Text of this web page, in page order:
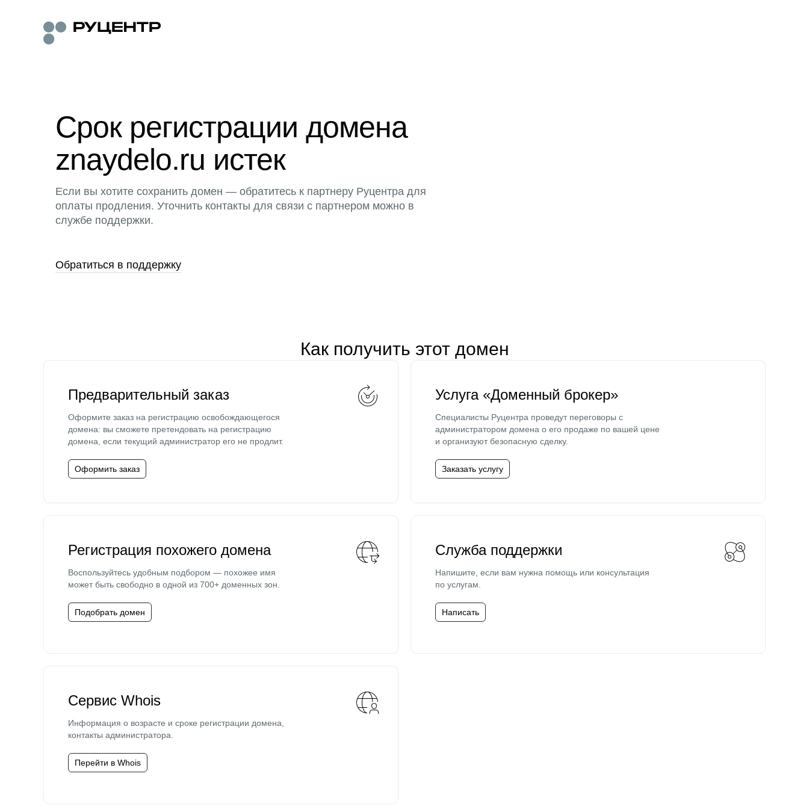
Срок регистрации домена
znaydelo.ru истек
Если вы хотите сохранить домен — обратитесь к партнеру Руцентра для
оплаты продления. Уточнить контакты для связи с партнером можно в
службе поддержки.
Обратиться в поддержку
Как получить этот домен
Предварительный заказ
Оформите заказ на регистрацию освобождающегося
домена: вы сможете претендовать на регистрацию
домена, если текущий администратор его не продлит.
Оформить заказ
Услуга «Доменный брокер»
Специалисты Руцентра проведут переговоры с
администратором домена о его продаже по вашей цене
и организуют безопасную сделку.
Заказать услугу
Регистрация похожего домена
Воспользуйтесь удобным подбором — похожее имя
может быть свободно в одной из 700+ доменных зон.
Подобрать домен
Служба поддержки
Напишите, если вам нужна помощь или консультация
по услугам.
Написать
Сервис Whois
Информация о возрасте и сроке регистрации домена,
контакты администратора.
Перейти в Whois